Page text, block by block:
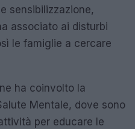
sensibilizzazione,
associato ai disturbi
le famiglie a cercare
ha coinvolto la
Mentale, dove sono
per educare le